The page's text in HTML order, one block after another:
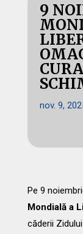
9
nov. 9,
Pe 9
Mondială a
căderii